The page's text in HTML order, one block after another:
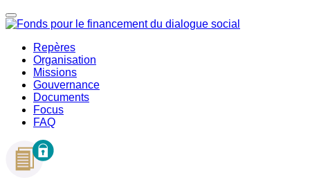
Repères
Organisation
Missions
Gouvernance
Documents
Focus
FAQ